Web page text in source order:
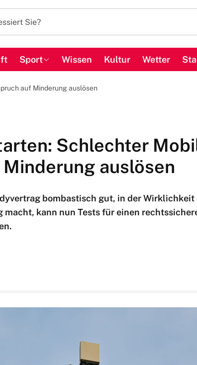
Sport Wissen Kultur Wetter
auf Minderung auslösen
Schlechter
auslösen
bombastisch gut, in der Wirklichkeit
macht, kann nun Tests für einen